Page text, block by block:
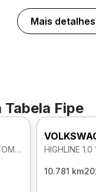
Mais detalhes
Tabela Fipe
EXCLUSIVE 16V 250 TSI FLEX 1.4 AUTOMATICO
10.781 km